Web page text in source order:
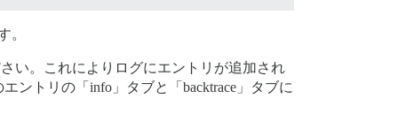
。
い。これによりログにエントリが追加され
ントリの「info」タブと「backtrace」タブに